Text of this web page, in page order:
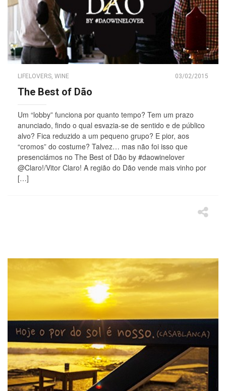
LIFELOVERS, WINE 03/02/2015
The Best of Dão
Um “lobby” funciona por quanto tempo? Tem um prazo
anunciado, findo o qual esvazia-se de sentido e de público
alvo? Fica reduzido a um pequeno grupo? E pior, aos
“cromos” do costume? Talvez… mas não foi isso que
presenciámos no The Best of Dão by #daowinelover
@Claro!/Vitor Claro! A região do Dão vende mais vinho por
[…]